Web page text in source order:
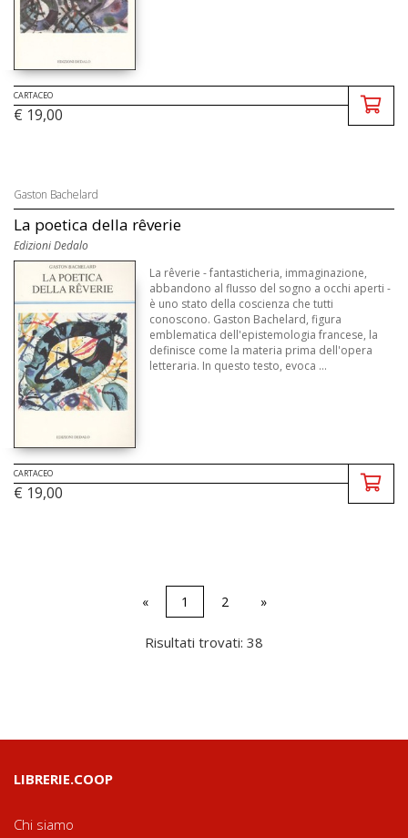
CARTACEO
€ 19,00
Gaston Bachelard
La poetica della rêverie
Edizioni Dedalo
La rêverie - fantasticheria, immaginazione,
abbandono al flusso del sogno a occhi aperti -
è uno stato della coscienza che tutti
conoscono. Gaston Bachelard, figura
emblematica dell'epistemologia francese, la
definisce come la materia prima dell'opera
letteraria. In questo testo, evoca ...
CARTACEO
€ 19,00
« 1 2 »
Risultati trovati: 38
LIBRERIE.COOP
Chi siamo